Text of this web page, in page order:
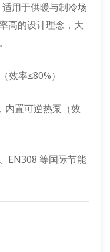
用于供暖与制冷场
高的设计理念，大
效率≤80%）
内置可逆热泵（效
EN308 等国际节能